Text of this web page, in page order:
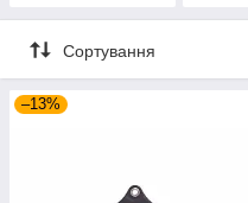
Сортування
–13%